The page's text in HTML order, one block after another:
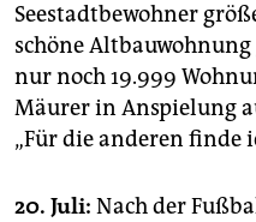
Seestadtbewohner
schöne
nur noch 19.999
Mäurer in Anspielung
„Für die anderen finde
20. Juli: Nach der